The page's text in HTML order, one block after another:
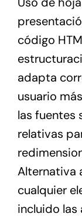
código
adapta
usuario
las fuentes
relativas
Alternativa
cualquier
incluido las